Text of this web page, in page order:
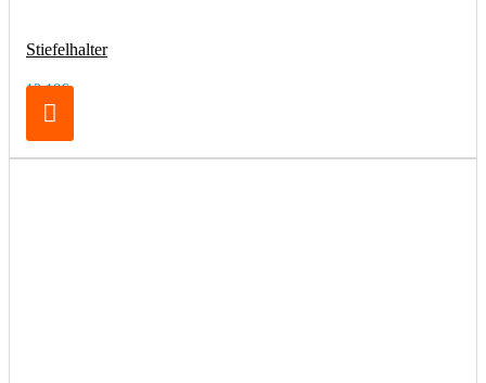
Stiefelhalter
12,18€